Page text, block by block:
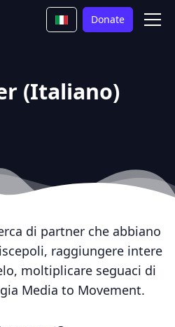
Donate
(Italiano)
di partner che abbiano
raggiungere intere
moltiplicare seguaci di
Media to Movement.